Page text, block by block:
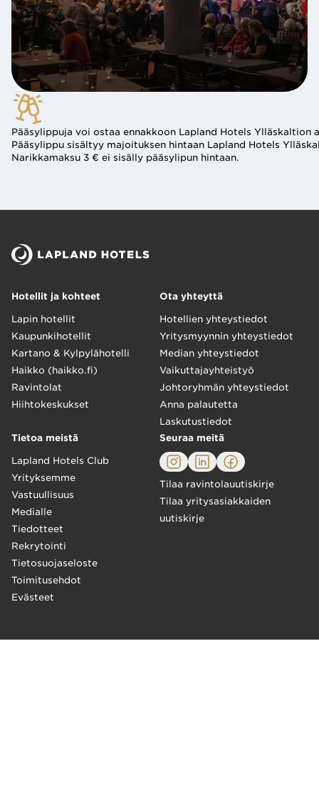
Pääsylippuja voi ostaa ennakkoon Lapland Hotels
Pääsylippu sisältyy majoituksen hintaan Lapland Hotels
Narikkamaksu 3 € ei sisälly pääsylipun hintaan.
Hotellit ja kohteet
Lapin hotellit
Kaupunkihotellit
Kartano & Kylpylähotelli
Haikko (haikko.fi)
Ravintolat
Hiihtokeskukset
Ota yhteyttä
Hotellien yhteystiedot
Yritysmyynnin yhteystiedot
Median yhteystiedot
Vaikuttajayhteistyö
Johtoryhmän yhteystiedot
Anna palautetta
Laskutustiedot
Tietoa meistä
Lapland Hotels Club
Yrityksemme
Vastuullisuus
Medialle
Tiedotteet
Rekrytointi
Tietosuojaseloste
Toimitusehdot
Evästeet
Seuraa meitä
Tilaa ravintolauutiskirje
Tilaa yritysasiakkaiden
uutiskirje